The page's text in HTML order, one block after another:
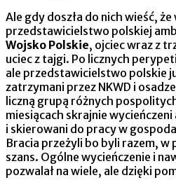
Ale gdy doszła do nich wieść,
przedstawicielstwo polskiej
Wojsko Polskie, ojciec wraz z
uciec z tajgi. Po licznych
ale przedstawicielstwo polskie
zatrzymani przez NKWD i
liczną grupą różnych
miesiącach skrajnie
i skierowani do pracy w
Bracia przeżyli bo byli razem, w
szans. Ogólne wycieńczenie i
pozwalał na wiele, ale dzięki